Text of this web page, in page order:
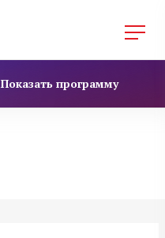
Показать программу